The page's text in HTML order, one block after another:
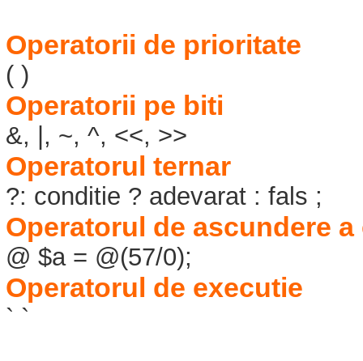
Operatorii de prioritate
( )
Operatorii pe biti
&, |, ~, ^, <<, >>
Operatorul ternar
?: conditie ? adevarat : fals ;
Operatorul de ascundere a
@ $a = @(57/0);
Operatorul de executie
` `